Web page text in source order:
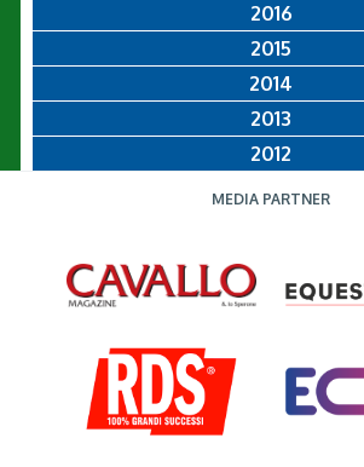
2016
2015
2014
2013
2012
MEDIA PARTNER